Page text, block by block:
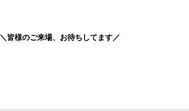
＼皆様のご来場、お待ちしてます／